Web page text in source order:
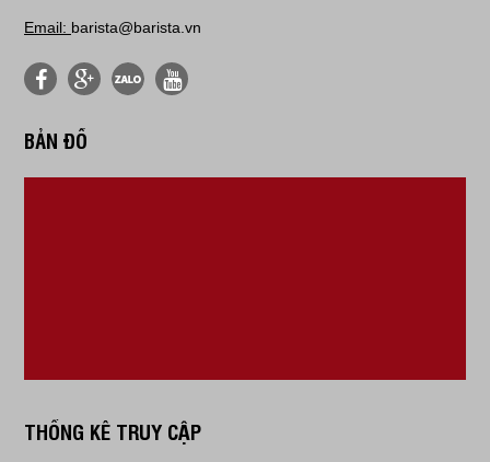
Email: barista@barista.vn
BẢN ĐỒ
THỐNG KÊ TRUY CẬP